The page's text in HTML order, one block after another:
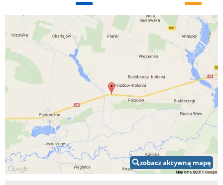
zobacz aktywną mapę